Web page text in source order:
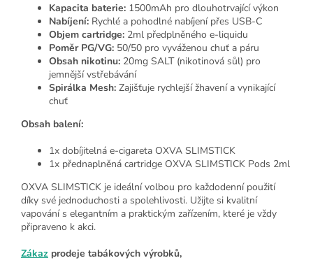
Kapacita baterie: 1500mAh pro dlouhotrvající výkon
Nabíjení: Rychlé a pohodlné nabíjení přes USB-C
Objem cartridge: 2ml předplněného e-liquidu
Poměr PG/VG: 50/50 pro vyváženou chuť a páru
Obsah nikotinu: 20mg SALT (nikotinová sůl) pro
jemnější vstřebávání
Spirálka Mesh: Zajišťuje rychlejší žhavení a vynikající
chuť
Obsah balení:
1x dobíjitelná e-cigareta OXVA SLIMSTICK
1x přednaplněná cartridge OXVA SLIMSTICK Pods 2ml
OXVA SLIMSTICK je ideální volbou pro každodenní použití
díky své jednoduchosti a spolehlivosti. Užijte si kvalitní
vapování s elegantním a praktickým zařízením, které je vždy
připraveno k akci.
Zákaz prodeje tabákových výrobků,